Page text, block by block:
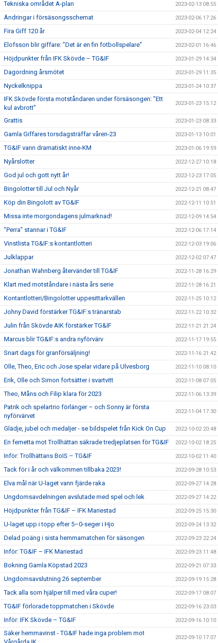
Tekniska området A-plan 2023-02-13 08:55
Ändringar i försäsongsschemat 2023-02-06 17:26
Fira Giff 120 år 2023-02-04 12:24
Elofsson blir giffare: ”Det är en fin fotbollspelare” 2023-02-01 16:46
Höjdpunkter från IFK Skövde – TG&IF 2023-01-29 14:34
Dagordning årsmötet 2023-01-29 11:35
Nyckelknippa 2023-01-24 10:37
IFK Skövde första motståndaren under försäsongen: ”Ett
kul avbrott”
2023-01-23 15:12
Grattis 2023-01-23 08:33
Gamla Giffares torsdagsträffar våren-23 2023-01-13 10:01
TG&IF vann dramatiskt inne-KM 2023-01-06 19:59
Nyårslotter 2022-12-27 10:18
God jul och gott nytt år! 2022-12-23 17:05
Bingolotter till Jul och Nyår 2022-12-21 08:47
Köp din Bingolott av TG&IF 2022-12-11 10:51
Missa inte morgondagens julmarknad! 2022-12-09 14:54
”Perra” stannar i TG&IF 2022-12-06 17:14
Vinstlista TG&IF:s kontantlotteri 2022-12-03 19:06
Julklappar 2022-12-02 07:47
Jonathan Wahnberg återvänder till TG&IF 2022-11-28 16:29
Klart med motståndare i nästa års serie 2022-11-28 16:21
Kontantlotteri/Bingolotter uppesittarkvällen 2022-11-25 10:12
Johny David förstärker TG&IF:s tränarstab 2022-11-22 10:32
Julin från Skövde AIK förstärker TG&IF 2022-11-21 21:24
Marcus blir TG&IF:s andra nyförvärv 2022-11-17 19:55
Snart dags för granförsäljning! 2022-11-16 21:42
Olle, Theo, Eric och Jose spelar vidare på Ulvesborg 2022-11-10 08:10
Erik, Olle och Simon fortsätter i svartvitt 2022-11-08 07:05
Theo, Måns och Filip klara för 2023 2022-11-06 13:39
Patrik och spelartrio förlänger – och Sonny är första
nyförvärvet
2022-11-04 17:30
Glädje, jubel och medaljer - se bildspelet från Kick On Cup 2022-10-02 20:48
En femetta mot Trollhättan säkrade tredjeplatsen för TG&IF 2022-10-02 18:25
Inför: Trollhättans BoIS – TG&IF 2022-10-02 11:40
Tack för i år och välkommen tillbaka 2023! 2022-09-28 10:53
Elva mål när U-laget vann fjärde raka 2022-09-27 14:28
Ungdomsavdelningen avslutade med spel och lek 2022-09-27 14:22
Höjdpunkter från TG&IF – IFK Mariestad 2022-09-25 15:30
U-laget upp i topp efter 5–0-seger i Hjo 2022-09-24 13:32
Delad poäng i sista hemmamatchen för säsongen 2022-09-23 22:24
Inför: TG&IF – IFK Mariestad 2022-09-23 11:48
Bokning Gamla Köpstad 2023 2022-09-21 07:33
Ungdomsavslutning 26 september 2022-09-19 15:28
Tack alla som hjälper till med våra cuper! 2022-09-17 08:07
TG&IF förlorade toppmatchen i Skövde 2022-09-16 23:03
Inför: IFK Skövde – TG&IF 2022-09-16 10:10
Säker hemmavinst - TG&IF hade inga problem mot
2022-09-10 17:07